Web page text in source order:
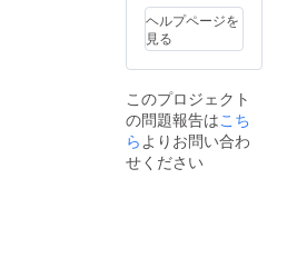
前・ご
をお伺
いしま
す。 ・
感染症
対策
（マス
ク着
当日と
参加日
の2週間
前から
実施と
報告を
お願い
し、
日程の
変更を
するこ
とがあ
す。 ・
参加者
の方の
都合に
よるス
事項 ・
交通費
は参加
者の方
担とな
りま
す。 ・
当日の
運行状
ヘルプページを
見る
このプロジェクト
の問題報告はこち
ら よりお問い合わ
せください